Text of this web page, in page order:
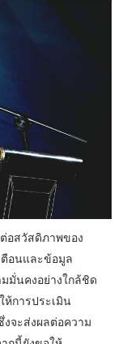
อสวัสดิภาพของ
อนและข้อมูล
มั่นคงอย่างใกล้ชิด
ห้การประเมิน
จะส่งผลต่อความ